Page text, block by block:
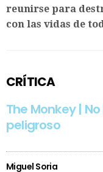
reunirse para
con las vidas de
CRÍTICA
The Monkey |
peligroso
Miguel Soria